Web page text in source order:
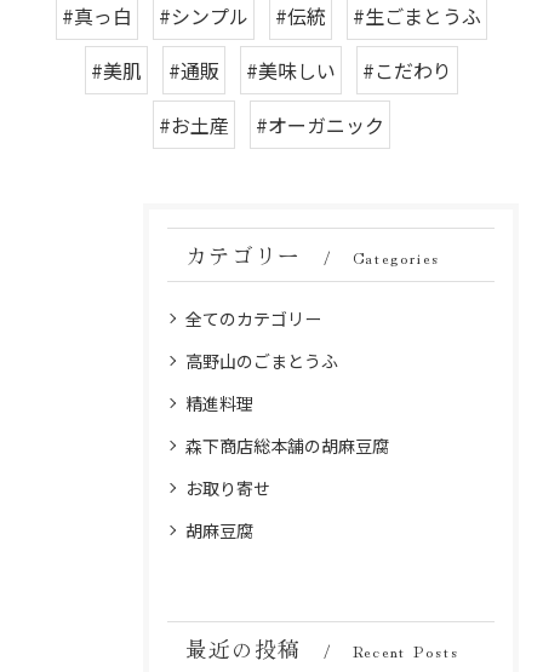
#真っ白
#シンプル #伝統
#生ごまとうふ
#美肌
#通販 #美味しい
#こだわり
#お土産
#オーガニック
カテゴリー Categories
全てのカテゴリー
高野山のごまとうふ
精進料理
森下商店総本舗の胡麻豆腐
お取り寄せ
胡麻豆腐
最近の投稿 Recent Posts